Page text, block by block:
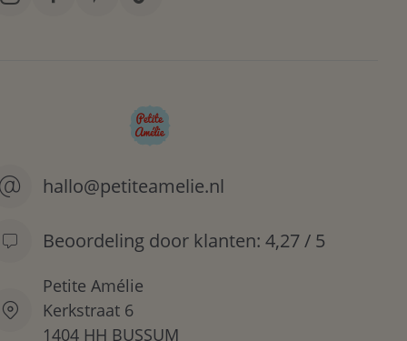
hallo@petiteamelie.nl
Beoordeling door klanten: 4,27 / 5
Petite Amélie
Kerkstraat 6
1404 HH BUSSUM